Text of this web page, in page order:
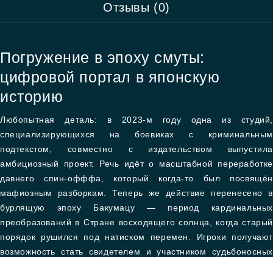
Отзывы (0)
Погружение в эпоху смуты:
цифровой портал в японскую
историю
Любопытная деталь: в 2023-м году одна из студий,
специализирующихся на боевиках с криминальным
подтекстом, совместно с издательством выпустила
амбициозный проект. Речь идёт о масштабной переработке
давнего спин-офффа, который когда-то был посвящён
мафиозным разборкам. Теперь же действие перенесено в
бурлящую эпоху Бакумацу — период кардинальных
преобразований в Стране восходящего солнца, когда старый
порядок рушился под натиском перемен. Игроки получают
возможность стать свидетелем и участником судьбоносных